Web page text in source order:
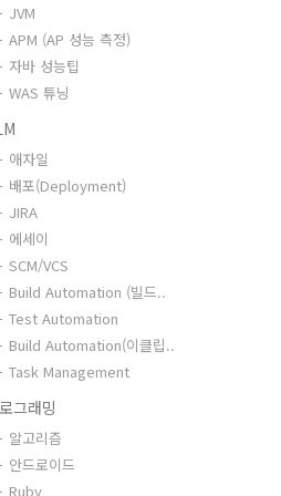
JVM
APM (AP 성능 측정)
자바 성능팁
WAS 튜닝
애자일
배포(Deployment)
JIRA
에세이
SCM/VCS
Build Automation (빌드..
Test Automation
Build Automation(이클립..
Task Management
그래밍
알고리즘
안드로이드
Ruby